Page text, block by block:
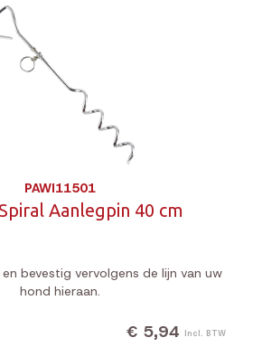
PAWI11501
Aanlegpin 40 cm
bevestig vervolgens de lijn van uw
hond hieraan.
€ 5,94 Incl. BTW